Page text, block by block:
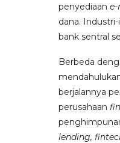
penyediaan
dana.
bank sentral
Berbeda
berjalannya
perusahaan
lending,